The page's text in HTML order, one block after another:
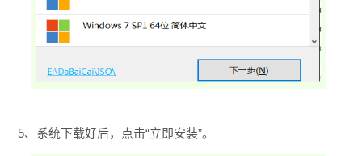
5、系统下载好后，点击“立即安装”。